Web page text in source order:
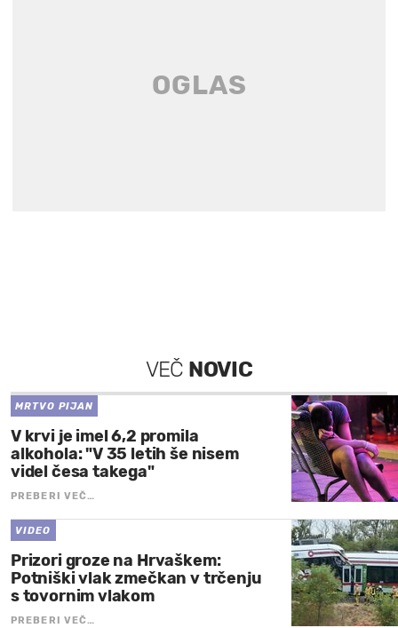
VEČ NOVIC
MRTVO PIJAN
V krvi je imel 6,2 promila
alkohola: "V 35 letih še nisem
videl česa takega"
PREBERI VEČ…
VIDEO
Prizori groze na Hrvaškem:
Potniški vlak zmečkan v trčenju
s tovornim vlakom
PREBERI VEČ…